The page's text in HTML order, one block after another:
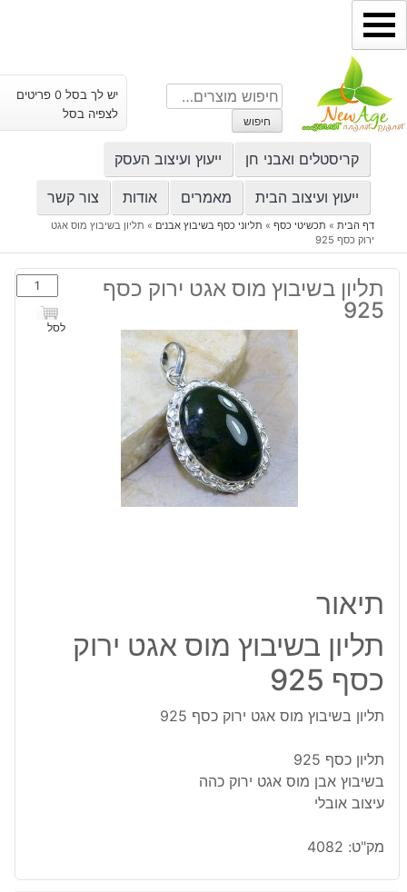
דילוג
לתוכן
חיפוש
עבור:
חיפוש
יש לך בסל 0 פריטים
לצפיה בסל
קריסטלים ואבני חן ייעוץ ועיצוב העסק
ייעוץ ועיצוב הבית מאמרים אודות צור קשר
דף הבית» תכשיטי כסף» תליוני כסף בשיבוץ אבנים » תליון בשיבוץ מוס אגט
ירוק כסף 925
תליון בשיבוץ מוס אגט ירוק כסף
925
כמות
של
תליון
לסל
תיאור
תליון בשיבוץ מוס אגט ירוק
כסף 925
תליון בשיבוץ מוס אגט ירוק כסף 925
תליון כסף 925
בשיבוץ אבן מוס אגט ירוק כהה
עיצוב אובלי
מק"ט: 4082